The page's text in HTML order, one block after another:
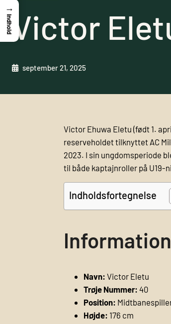
Victor
september 21, 2025
Victor Ehuwa Eletu (født 1.
reserveholdet tilknyttet AC
2023. I sin ungdomsperiode
til både kaptajnroller på
Indholdsfortegnelse
Navn: Victor Eletu
Trøje Nummer: 40
Position:
Højde: 176 cm
→
Indhold